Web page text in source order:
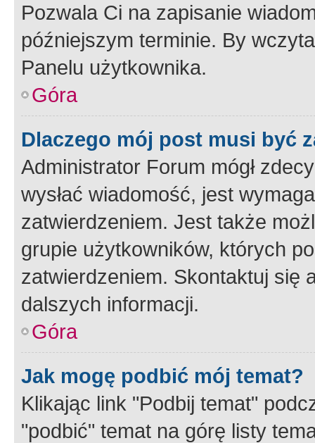
Pozwala Ci na zapisanie
późniejszym terminie. By
Panelu użytkownika.
Góra
Dlaczego mój post musi być
Administrator Forum mógł
wysłać wiadomość, jest
zatwierdzeniem. Jest także
grupie użytkowników, których
zatwierdzeniem. Skontaktuj się
dalszych informacji.
Góra
Jak mogę podbić mój temat?
Klikając link "Podbij temat"
"podbić" temat na górę listy